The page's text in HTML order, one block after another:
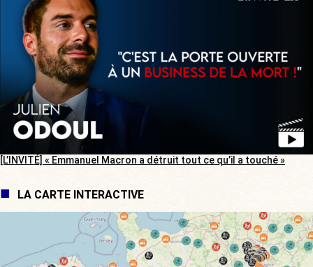
[L’INVITÉ] « Emmanuel Macron a détruit tout ce qu’il a touché »
LA CARTE INTERACTIVE